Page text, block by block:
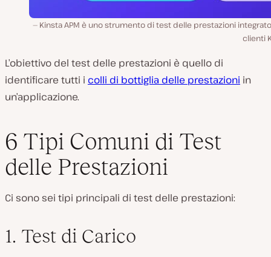
Kinsta APM è uno strumento di test delle prestazioni
clienti
L’obiettivo del test delle prestazioni è quello di
identificare tutti i colli di bottiglia delle prestazioni in
un’applicazione.
6 Tipi Comuni di Test
delle Prestazioni
Ci sono sei tipi principali di test delle prestazioni:
1. Test di Carico